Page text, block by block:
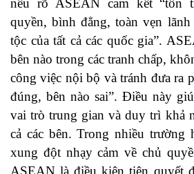
nêu rõ ASEAN cam kết “tôn
quyền, bình đẳng, toàn vẹn
tộc của tất cả các quốc gia”.
bên nào trong các tranh chấp,
công việc nội bộ và tránh đưa ra
đúng, bên nào sai”. Điều này
vai trò trung gian và duy trì khả
cả các bên. Trong nhiều trường
xung đột nhạy cảm về chủ